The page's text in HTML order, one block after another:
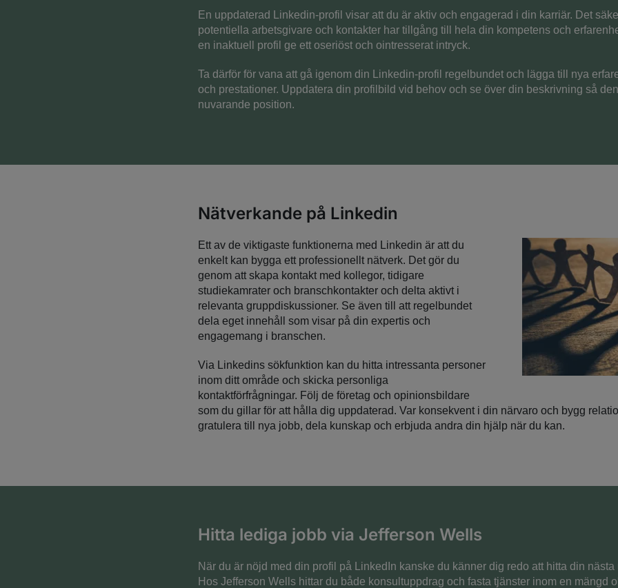
En uppdaterad Linkedin-profil visar att du är aktiv och engagerad i din karriär. Det
potentiella arbetsgivare och kontakter har tillgång till hela din kompetens och
en inaktuell profil ge ett oseriöst och ointresserat intryck.
Ta därför för vana att gå igenom din Linkedin-profil regelbundet och lägga till nya
och prestationer. Uppdatera din profilbild vid behov och se över din beskrivning så
nuvarande position.
Nätverkande på Linkedin
Ett av de viktigaste funktionerna med Linkedin är att du
enkelt kan bygga ett professionellt nätverk. Det gör du
genom att skapa kontakt med kollegor, tidigare
studiekamrater och branschkontakter och delta aktivt i
relevanta gruppdiskussioner. Se även till att regelbundet
dela eget innehåll som visar på din expertis och
engagemang i branschen.
Via Linkedins sökfunktion kan du hitta intressanta personer
inom ditt område och skicka personliga
kontaktförfrågningar. Följ de företag och opinionsbildare
som du gillar för att hålla dig uppdaterad. Var konsekvent i din närvaro och bygg
gratulera till nya jobb, dela kunskap och erbjuda andra din hjälp när du kan.
Hitta lediga jobb via Jefferson Wells
När du är nöjd med din profil på LinkedIn kanske du känner dig redo att hitta din
Hos Jefferson Wells hittar du både konsultuppdrag och fasta tjänster inom en mängd